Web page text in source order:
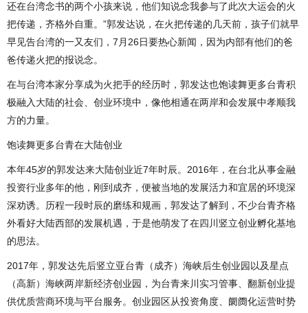
还在台湾念书的两个小孩来说，他们知说念我参与了此次大运会的火
把传递，齐格外自重。”郭发达说，在火把传递的几天前，孩子们就早
早见告台湾的一又友们，7月26日要热心新闻，因为内部有他们的爸
爸传递火把的报说念。
在与台湾本家分享成为火把手的经历时，郭发达也饱读舞更多台青积
极融入大陆的社会、创业环境中，像他相通在两岸和会发展中孝顺我
方的力量。
饱读舞更多台青在大陆创业
本年45岁的郭发达来大陆创业近7年时辰。2016年，在台北从事金融
投资行业多年的他，刚到成齐，便被当地的发展活力和宜居的环境深
深劝诱。历程一段时辰的磨练和规画，郭发达了解到，不少台青齐格
外看好大陆西部的发展机遇，于是他萌发了在四川竖立创业孵化基地
的思法。
2017年，郭发达先后竖立亚台青（成齐）海峡后生创业园以及星点
（高新）海峡两岸新经济创业园，为台青来川实习管事、翻新创业提
供优质营商环境与平台服务。创业园区从投资角度、阛阓化运营时势